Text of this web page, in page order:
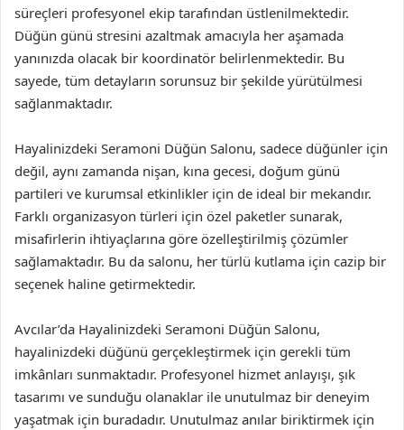
süreçleri profesyonel ekip tarafından üstlenilmektedir.
Düğün günü stresini azaltmak amacıyla her aşamada
yanınızda olacak bir koordinatör belirlenmektedir. Bu
sayede, tüm detayların sorunsuz bir şekilde yürütülmesi
sağlanmaktadır.
Hayalinizdeki Seramoni Düğün Salonu, sadece düğünler için
değil, aynı zamanda nişan, kına gecesi, doğum günü
partileri ve kurumsal etkinlikler için de ideal bir mekandır.
Farklı organizasyon türleri için özel paketler sunarak,
misafirlerin ihtiyaçlarına göre özelleştirilmiş çözümler
sağlamaktadır. Bu da salonu, her türlü kutlama için cazip bir
seçenek haline getirmektedir.
Avcılar’da Hayalinizdeki Seramoni Düğün Salonu,
hayalinizdeki düğünü gerçekleştirmek için gerekli tüm
imkânları sunmaktadır. Profesyonel hizmet anlayışı, şık
tasarımı ve sunduğu olanaklar ile unutulmaz bir deneyim
yaşatmak için buradadır. Unutulmaz anılar biriktirmek için